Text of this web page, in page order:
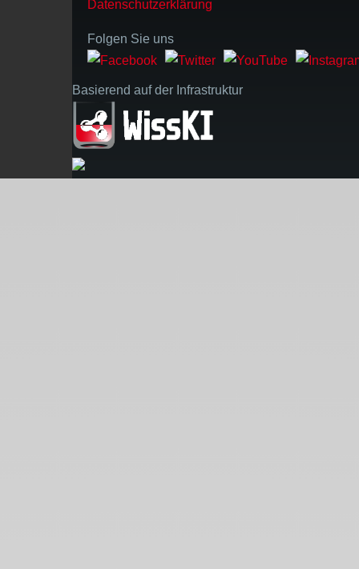
Datenschutzerklärung
Folgen Sie uns
Basierend auf der Infrastruktur